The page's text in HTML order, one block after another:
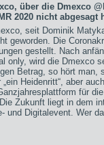
über die Dmexco
2020 nicht abgesagt
seit Dominik
geworden. Die
gestellt. Nach
only, wird die Dmexco
Betrag, so hört man,
Heidenritt“, aber
für
Zukunft liegt in dem
und Digitalevent. Wer